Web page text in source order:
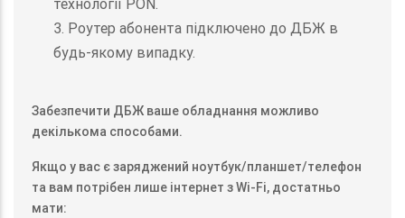
технології PON.
3. Роутер абонента підключено до ДБЖ в
будь-якому випадку.
Забезпечити ДБЖ ваше обладнання можливо
декількома способами.
Якщо у вас є заряджений ноутбук/планшет/телефон
та вам потрібен лише інтернет з Wi-Fi, достатньо
мати: